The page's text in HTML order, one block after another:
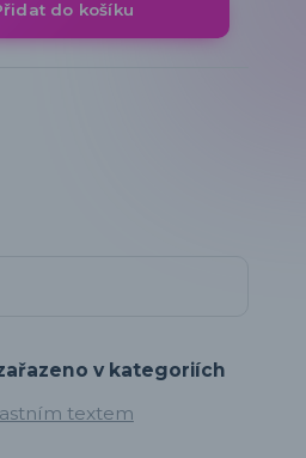
do košíku
v kategoriích
textem